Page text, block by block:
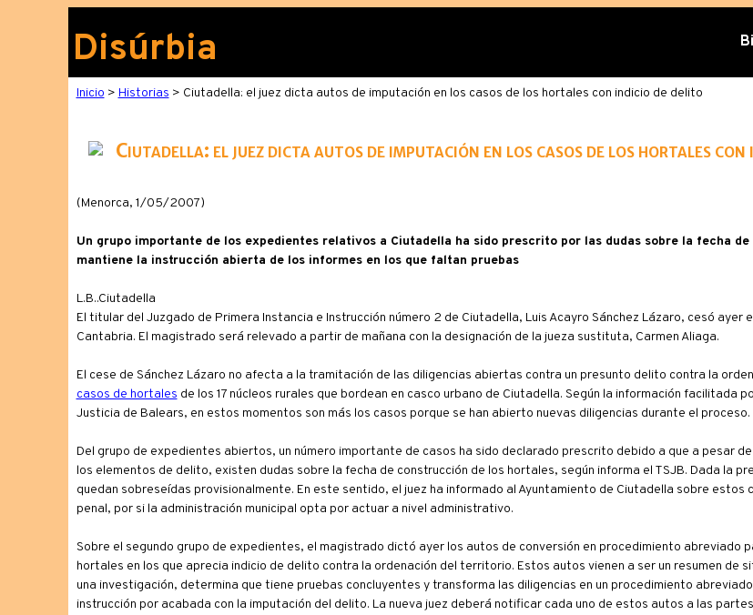
Disúrbia
Inicio > Historias > Ciutadella: el juez dicta autos de imputación en los casos de los hortales con indicio de delito
Ciutadella: el juez dicta autos de imputación en los casos de los hortales
(Menorca, 1/05/2007)
Un grupo importante de los expedientes relativos a Ciutadella ha sido prescrito por las dudas sobre la fecha
mantiene la instrucción abierta de los informes en los que faltan pruebas
L.B..Ciutadella
El titular del Juzgado de Primera Instancia e Instrucción número 2 de Ciutadella, Luis Acayro Sánchez Lázaro, cesó ayer
Cantabria. El magistrado será relevado a partir de mañana con la designación de la jueza sustituta, Carmen Aliaga.
El cese de Sánchez Lázaro no afecta a la tramitación de las diligencias abiertas contra un presunto delito contra la
casos de hortales de los 17 núcleos rurales que bordean en casco urbano de Ciutadella. Según la información facilitada
Justicia de Balears, en estos momentos son más los casos porque se han abierto nuevas diligencias durante el proceso.
Del grupo de expedientes abiertos, un número importante de casos ha sido declarado prescrito debido a que a pesar
los elementos de delito, existen dudas sobre la fecha de construcción de los hortales, según informa el TSJB. Dada la
quedan sobreseídas provisionalmente. En este sentido, el juez ha informado al Ayuntamiento de Ciutadella sobre estos
penal, por si la administración municipal opta por actuar a nivel administrativo.
Sobre el segundo grupo de expedientes, el magistrado dictó ayer los autos de conversión en procedimiento abreviado
hortales en los que aprecia indicio de delito contra la ordenación del territorio. Estos autos vienen a ser un resumen de
una investigación, determina que tiene pruebas concluyentes y transforma las diligencias en un procedimiento
instrucción por acabada con la imputación del delito. La nueva juez deberá notificar cada uno de estos autos a las